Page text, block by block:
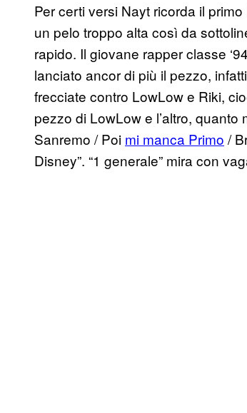
Per certi versi Nayt ricorda il
un pelo troppo alta così da
rapido. Il giovane rapper classe
lanciato ancor di più il pezzo,
frecciate contro LowLow e Riki,
pezzo di LowLow e l’altro,
Sanremo / Poi mi manca Primo /
Disney”. “1 generale” mira con